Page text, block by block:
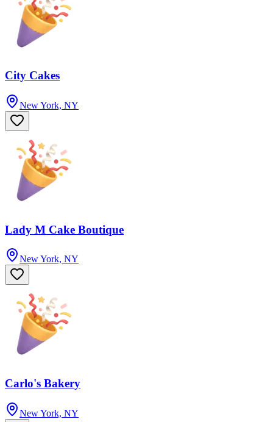
City Cakes
New York, NY
Lady M Cake Boutique
New York, NY
Carlo's Bakery
New York, NY